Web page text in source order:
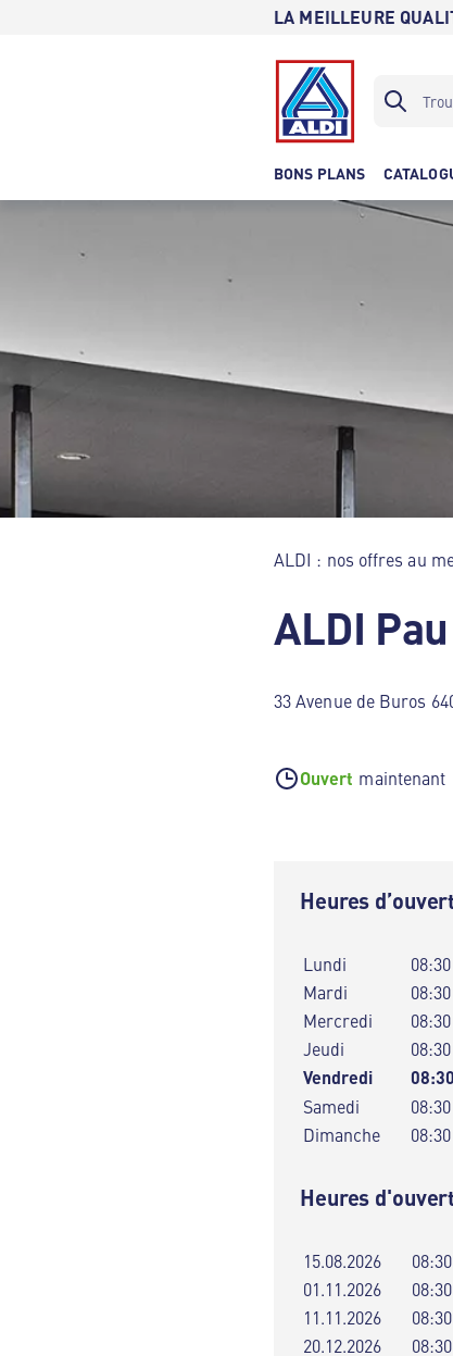
LA MEILLEURE
BONS PLANS
ALDI : nos offres au
ALDI Pau
33 Avenue de Buros
Ouvert maintenant
Heures
Lundi
Mardi
Mercredi
Jeudi
Vendredi
Samedi
Dimanche
Heures
15.08.2026
01.11.2026
11.11.2026
20.12.2026